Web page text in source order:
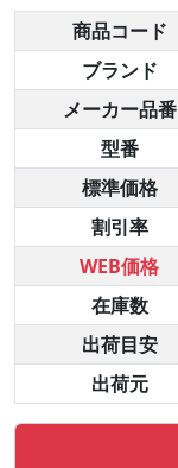
商品コード
ブランド
メーカー品番
型番
標準価格
割引率
WEB価格
在庫数
出荷目安
出荷元